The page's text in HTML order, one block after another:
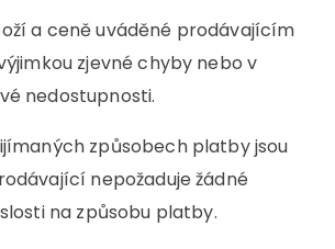
a ceně uváděné prodávajícím
zjevné chyby nebo v
nedostupnosti.
způsobech platby jsou
nepožaduje žádné
na způsobu platby.